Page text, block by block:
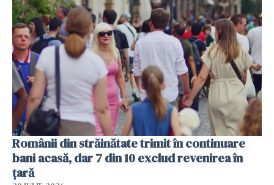
Românii din străinătate trimit în continuare
bani acasă, dar 7 din 10 exclud revenirea în
țară